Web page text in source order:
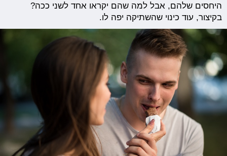
היחסים שלהם, אבל למה שהם יקראו אחד לשני ככה?
בקיצור, עוד כינוי שהשתיקה יפה לו.